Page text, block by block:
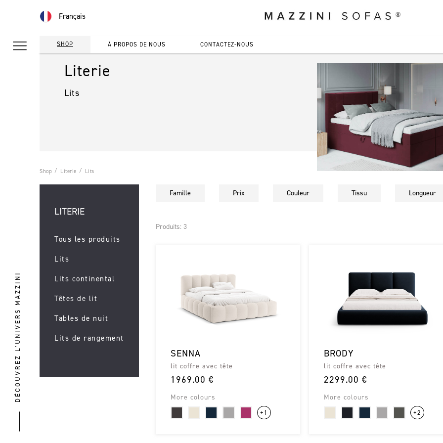
Français
SHOP À PROPOS DE NOUS CONTACTEZ-NOUS
Literie
Lits
DÉCOUVREZ L’UNIVERS MAZZINI
Shop Literie Lits
LITERIE
Tous les produits
Lits
Lits continental
Têtes de lit
Tables de nuit
Lits de rangement
Famille Prix Couleur Tissu Longueur
Produits: 3
SENNA
lit coffre avec tête
1969.00 €
More colours
+1
BRODY
lit coffre avec tête
2299.00 €
More colours
+2